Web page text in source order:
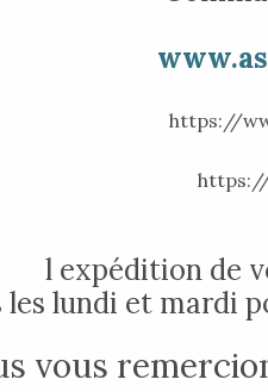
https://
l expédition de
les lundi et mardi
vous